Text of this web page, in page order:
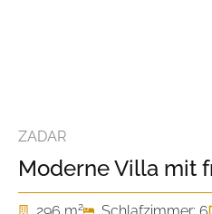
ZADAR
Moderne Villa mit
2